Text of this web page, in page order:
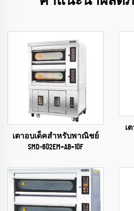
เตาอบเด็คสำหรับพาณิชย์
SMD-602EM+AB+10F
เ